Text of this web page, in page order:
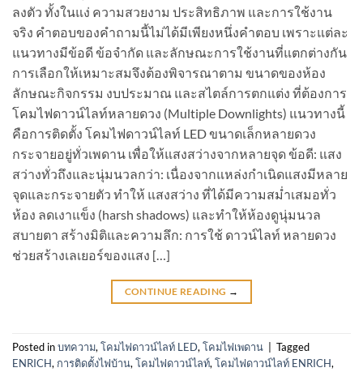
ลงตัว ทั้งในแง่ ความสวยงาม ประสิทธิภาพ และการใช้งาน
จริง คำตอบของคำถามนี้ไม่ได้มีเพียงหนึ่งคำตอบ เพราะแต่ละ
แนวทางมีข้อดี ข้อจำกัด และลักษณะการใช้งานที่แตกต่างกัน
การเลือกให้เหมาะสมจึงต้องพิจารณาตาม ขนาดของห้อง
ลักษณะกิจกรรม งบประมาณ และสไตล์การตกแต่ง ที่ต้องการ
โคมไฟดาวน์ไลท์หลายดวง (Multiple Downlights) แนวทางนี้
คือการติดตั้ง โคมไฟดาวน์ไลท์ LED ขนาดเล็กหลายดวง
กระจายอยู่ทั่วเพดาน เพื่อให้แสงสว่างจากหลายจุด ข้อดี: แสง
สว่างทั่วถึงและนุ่มนวลกว่า: เนื่องจากแหล่งกำเนิดแสงมีหลาย
จุดและกระจายตัว ทำให้ แสงสว่าง ที่ได้มีความสม่ำเสมอทั่ว
ห้อง ลดเงาแข็ง (harsh shadows) และทำให้ห้องดูนุ่มนวล
สบายตา สร้างมิติและความลึก: การใช้ ดาวน์ไลท์ หลายดวง
ช่วยสร้างเลเยอร์ของแสง […]
CONTINUE READING →
Posted inบทความ, โคมไฟดาวน์ไลท์ LED, โคมไฟเพดาน
Tagged
ENRICH, การติดตั้งไฟบ้าน, โคมไฟดาวน์ไลท์, โคมไฟดาวน์ไลท์ ENRICH,